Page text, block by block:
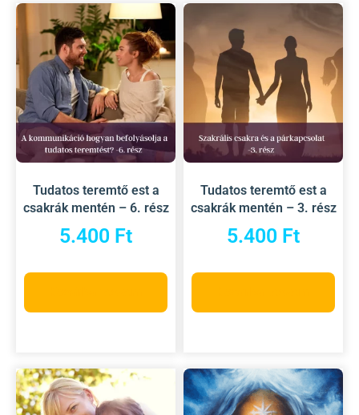
Tudatos teremtő est a
csakrák mentén – 6. rész
5.400 Ft
Tudatos teremtő est a
csakrák mentén – 3. rész
5.400 Ft